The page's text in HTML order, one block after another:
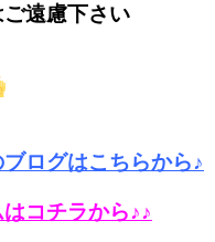
遠慮下さい
ログはこちらから♪
コチラから♪♪